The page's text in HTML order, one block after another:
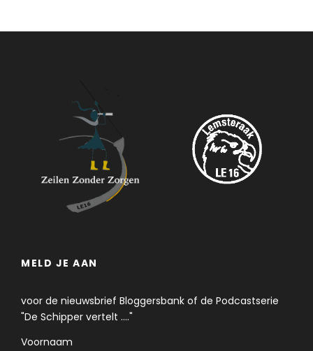
MELD JE AAN
voor de nieuwsbrief Bloggersbank of de Podcastserie
"De Schipper vertelt ...."
Voornaam